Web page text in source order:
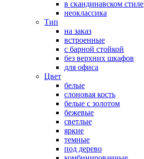
в скандинавском стиле
неоклассика
Тип
на заказ
встроенные
с барной стойкой
без верхних шкафов
для офиса
Цвет
белые
слоновая кость
белые с золотом
бежевые
светлые
яркие
темные
под дерево